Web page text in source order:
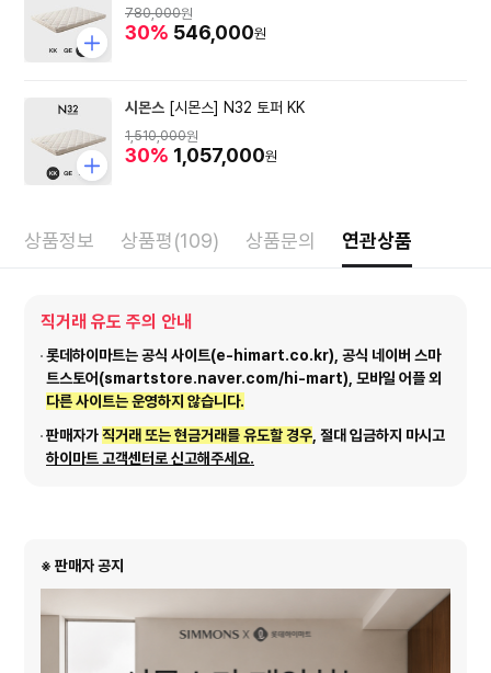
780,000원
30% 546,000원
시몬스 [시몬스] N32 토퍼 KK
1,510,000원
30% 1,057,000원
상품정보 상품평(109) 상품문의 연관상품
직거래 유도 주의 안내
롯데하이마트는 공식 사이트(e-himart.co.kr), 공식 네이버 스마
트스토어(smartstore.naver.com/hi-mart), 모바일 어플 외
다른 사이트는 운영하지 않습니다.
판매자가직거래 또는 현금거래를 유도할 경우, 절대 입금하지 마시고
하이마트 고객센터로 신고해주세요.
※ 판매자 공지